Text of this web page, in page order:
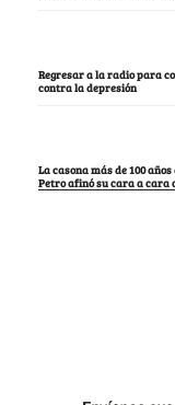
Regresar a la radio para
contra la depresión
La casona más de 100
Petro afinó su cara a cara